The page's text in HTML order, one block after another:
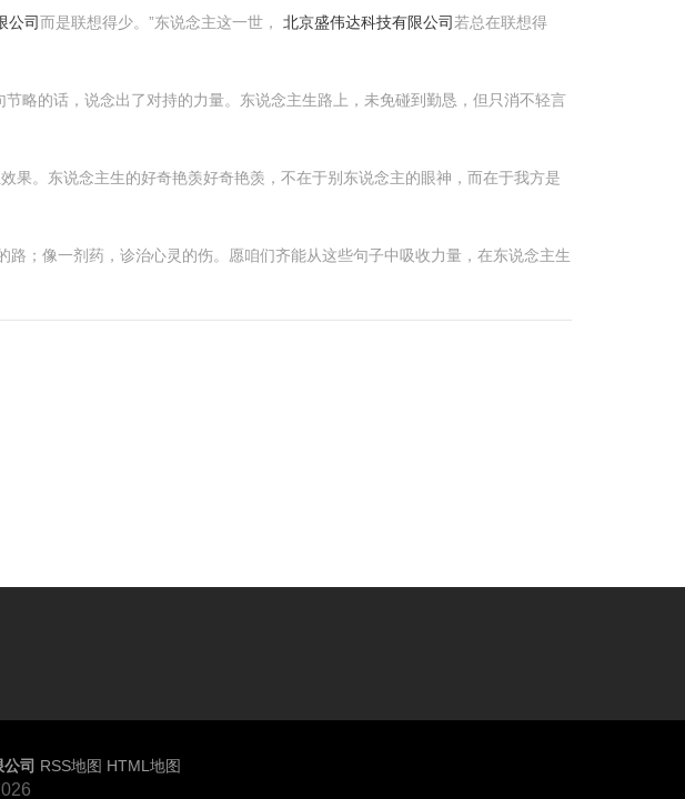
公司而是联想得少。”东说念主这一世， 北京盛伟达科技有限公司 若总在联想得
略的话，说念出了对持的力量。东说念主生路上，未免碰到勤恳，但只消不轻言
果。东说念主生的好奇艳羡好奇艳羡，不在于别东说念主的眼神，而在于我方是
；像一剂药，诊治心灵的伤。愿咱们齐能从这些句子中吸收力量，在东说念主生
司 RSS地图 HTML地图